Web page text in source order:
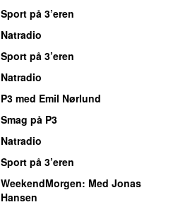
Sport på 3’eren
Natradio
Sport på 3’eren
Natradio
P3 med Emil Nørlund
Smag på P3
Natradio
Sport på 3’eren
WeekendMorgen: Med Jonas
Hansen